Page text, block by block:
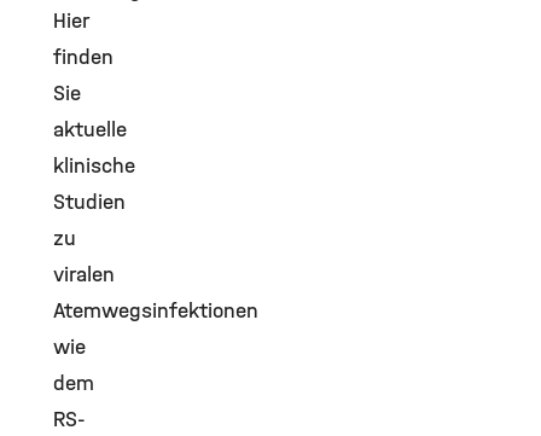
Hier
finden
Sie
aktuelle
klinische
Studien
zu
viralen
Atemwegsinfektionen
wie
dem
RS-